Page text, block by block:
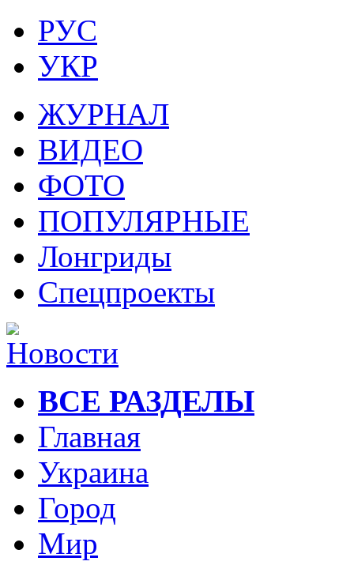
РУС
УКР
ЖУРНАЛ
ВИДЕО
ФОТО
ПОПУЛЯРНЫЕ
Лонгриды
Спецпроекты
ВСЕ РАЗДЕЛЫ
Главная
Украина
Город
Мир